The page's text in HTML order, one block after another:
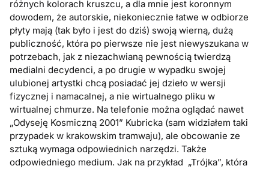
różnych kolorach kruszcu, a dla mnie jest koronnym
dowodem, że autorskie, niekoniecznie łatwe w odbiorze
płyty mają (tak było i jest do dziś) swoją wierną, dużą
publiczność, która po pierwsze nie jest niewyszukana w
potrzebach, jak z niezachwianą pewnością twierdzą
medialni decydenci, a po drugie w wypadku swojej
ulubionej artystki chcą posiadać jej dzieło w wersji
fizycznej i namacalnej, a nie wirtualnego pliku w
wirtualnej chmurze. Na telefonie można oglądać nawet
„Odyseję Kosmiczną 2001” Kubricka (sam widziałem taki
przypadek w krakowskim tramwaju), ale obcowanie ze
sztuką wymaga odpowiednich narzędzi. Także
odpowiedniego medium. Jak na przykład „Trójka”, która